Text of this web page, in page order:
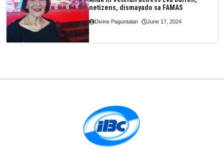
netizens, dismayado sa FAMAS
Divine Paguntalan June 17, 2024